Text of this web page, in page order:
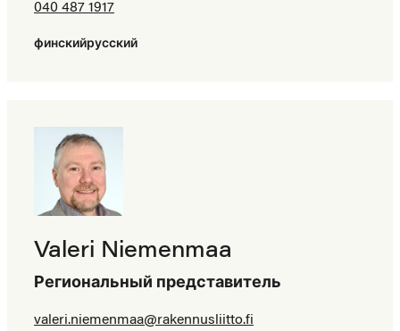
040 487 1917
финскийрусский
Valeri Niemenmaa
Региональный представитель
valeri.niemenmaa@​rakennusliitto.fi